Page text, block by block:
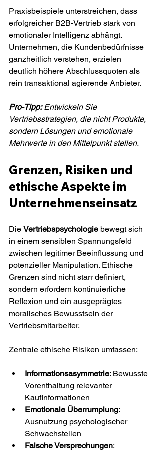
Praxisbeispiele unterstreichen, dass
erfolgreicher B2B-Vertrieb stark von
emotionaler Intelligenz abhängt.
Unternehmen, die Kundenbedürfnisse
ganzheitlich verstehen, erzielen
deutlich höhere Abschlussquoten als
rein transaktional agierende Anbieter.
Pro-Tipp: Entwickeln Sie
Vertriebsstrategien, die nicht Produkte,
sondern Lösungen und emotionale
Mehrwerte in den Mittelpunkt stellen.
Grenzen, Risiken und
ethische Aspekte im
Unternehmenseinsatz
Die Vertriebspsychologie bewegt sich
in einem sensiblen Spannungsfeld
zwischen legitimer Beeinflussung und
potenzieller Manipulation. Ethische
Grenzen sind nicht starr definiert,
sondern erfordern kontinuierliche
Reflexion und ein ausgeprägtes
moralisches Bewusstsein der
Vertriebsmitarbeiter.
Zentrale ethische Risiken umfassen:
Informationsasymmetrie: Bewusste
Vorenthaltung relevanter
Kaufinformationen
Emotionale Überrumplung:
Ausnutzung psychologischer
Schwachstellen
Falsche Versprechungen: